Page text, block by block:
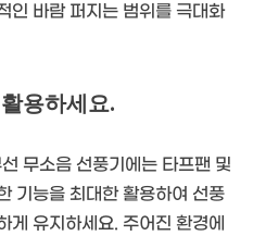
인 바람 퍼지는 범위를 극대화
용하세요.
무소음 선풍기에는 타프팬 및
기능을 최대한 활용하여 선풍
게 유지하세요. 주어진 환경에